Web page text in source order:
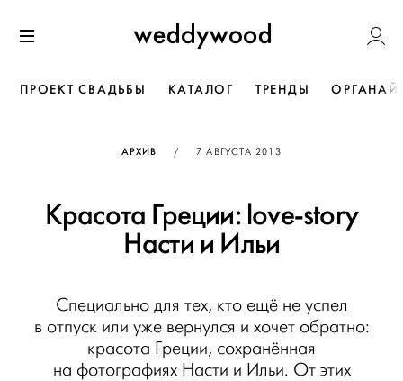
к содержанию
Weddywood
ПРОЕКТ СВАДЬБЫ КАТАЛОГ ТРЕНДЫ
АРХИВ / ОПУБЛИКОВАНО
7 АВГУСТА 2013
Красота Греции: love-story
Насти и Ильи
Специально для тех, кто ещё не успел
в отпуск или уже вернулся и хочет обратно:
красота Греции, сохранённая
на фотографиях Насти и Ильи. От этих